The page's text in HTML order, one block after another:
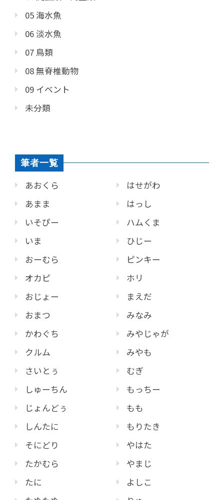
05 海水魚
06 淡水魚
07 鳥類
08 無脊椎動物
09 イベント
未分類
筆者一覧
あおくら
あまま
いそぴー
いま
おーむら
オカピ
おじょー
おまつ
かわぐち
クルム
さいとぅ
しゅーちん
じょんどぅ
しんたに
そにどり
たかむら
たに
はせがわ
はっし
ハムくま
ひじー
ピンキー
ホリ
まえだ
みなみ
みやじゃが
みやも
むぎ
もっちー
もも
もりたき
やはた
やまじ
よしこ